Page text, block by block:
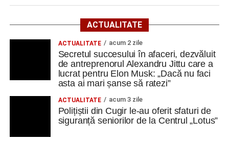
Contractul are o valoare estimată de394.000 de lei, fără
, iar termenul limită pentru depunerea ofertelor este
Investiția este derulată de Primăria Cugir în parteneriat cu
Consiliul Județean Alba și urmărește restaurarea și
refuncționalizarea unui ansamblu gospodăresc tradițional
activităților culturale, educaționale și expoziționale.
O gospodărie tradițională va fi
ACTUALITATE
ACTUALITATE acum 2 zile
Secretul succesului în afaceri, dezvăluit
de antreprenorul Alexandru Jittu care a
lucrat pentru Elon Musk: „Dacă nu faci
asta ai mari șanse să ratezi”
ACTUALITATE acum 3 zile
Polițiștii din Cugir le-au oferit sfaturi de
siguranță seniorilor de la Centrul „Lotus”